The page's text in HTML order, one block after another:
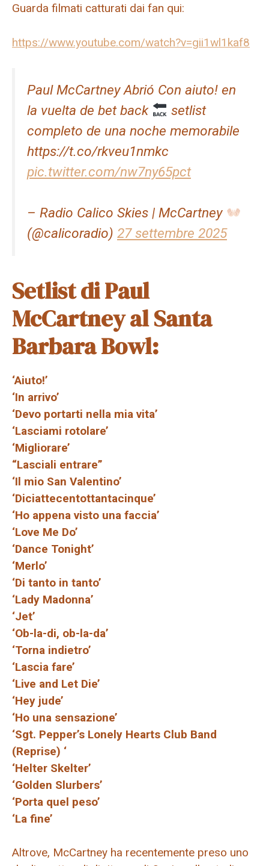
Guarda filmati catturati dai fan qui:
https://www.youtube.com/watch?v=gii1wl1kaf8
Paul McCartney Abrió Con aiuto! en
la vuelta de bet back
setlist
completo de una noche memorabile
https://t.co/rkveu1nmkc
pic.twitter.com/nw7ny65pct
– Radio Calico Skies | McCartney
(@calicoradio) 27 settembre 2025
Setlist di Paul
McCartney al Santa
Barbara Bowl:
‘Aiuto!’
‘In arrivo’
‘Devo portarti nella mia vita’
‘Lasciami rotolare’
‘Migliorare’
“Lasciali entrare”
‘Il mio San Valentino’
‘Diciattecentottantacinque’
‘Ho appena visto una faccia’
‘Love Me Do’
‘Dance Tonight’
‘Merlo’
‘Di tanto in tanto’
‘Lady Madonna’
‘Jet’
‘Ob-la-di, ob-la-da’
‘Torna indietro’
‘Lascia fare’
‘Live and Let Die’
‘Hey jude’
‘Ho una sensazione’
‘Sgt. Pepper’s Lonely Hearts Club Band
(Reprise) ‘
‘Helter Skelter’
‘Golden Slurbers’
‘Porta quel peso’
‘La fine’
Altrove, McCartney ha recentemente preso uno